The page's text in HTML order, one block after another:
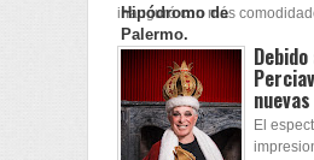
inauguró con más
El